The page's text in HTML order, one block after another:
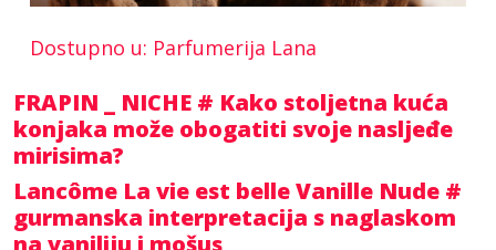
Dostupno u: Parfumerija Lana
FRAPIN _ NICHE # Kako stoljetna kuća
konjaka može obogatiti svoje nasljeđe
mirisima?
Lancôme La vie est belle Vanille Nude #
gurmanska interpretacija s naglaskom
na vaniliju i mošus